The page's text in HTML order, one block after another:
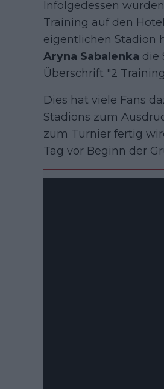
Infolgedessen
Training auf den
eigentlichen Stadion
Aryna Sabalenka die
Überschrift "2
Dies hat viele Fans
Stadions zum
zum Turnier fertig
Tag vor Beginn der